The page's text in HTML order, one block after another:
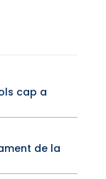
cap a
de la